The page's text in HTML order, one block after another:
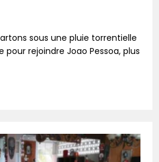
sous une pluie torrentielle
rejoindre Joao Pessoa, plus